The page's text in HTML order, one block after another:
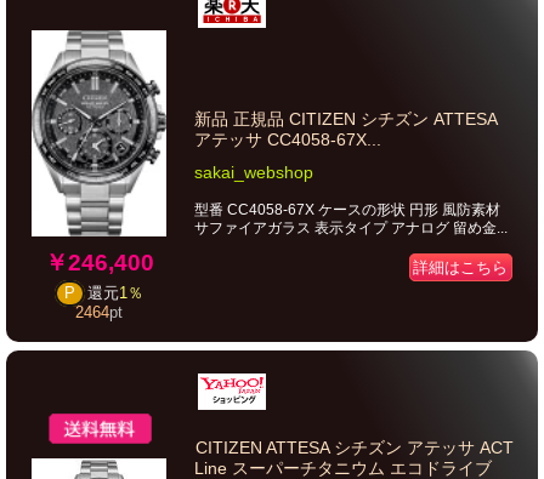
￥246,400
P 還元1％
2464pt
新品 正規品 CITIZEN シチズン ATTESA
アテッサ CC4058-67X...
sakai_webshop
型番 CC4058-67X ケースの形状 円形 風防素材
サファイアガラス 表示タイプ アナログ 留め金...
詳細はこちら
CITIZEN ATTESA シチズン アテッサ ACT
Line スーパーチタニウム エコドライブ